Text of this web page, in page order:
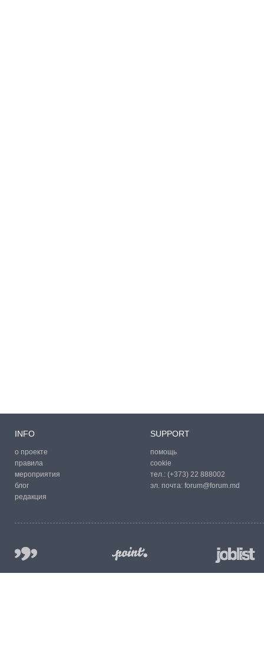
INFO
о проекте
правила
мероприятия
блог
редакция
SUPPORT
помощь
cookie
тел.: (+373) 22 888002
эл. почта: forum@forum.md